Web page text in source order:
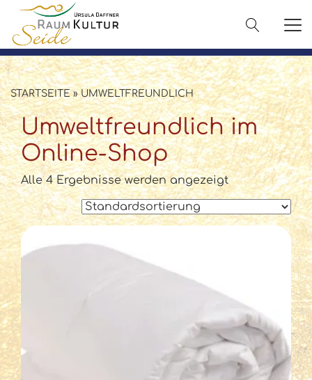
✓ 100 % Maulbeerseide
✓ Versand in 2–3 Werktagen
✓ Persönliche Beratung:
STARTSEITE»UMWELTFREUNDLICH
Umweltfreundlich im
Online-Shop
Alle 4 Ergebnisse werden angezeigt